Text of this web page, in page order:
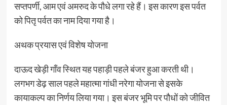
सप्तपर्णी, आम एवं अमरुद के पौधे लगा रहे हैं। इस कारण इस पर्वत
को पितृ पर्वत का नाम दिया गया है।
अथक प्रयास एवं विशेष योजना
दाऊद खेड़ी गाँव स्थित यह पहाड़ी पहले बंजर हुआ करती थी।
लगभग डेढ़ साल पहले महात्मा गांधी नरेगा योजना से इसके
कायाकल्प का निर्णय लिया गया। इस बंजर भूमि पर पौधों को जीवित